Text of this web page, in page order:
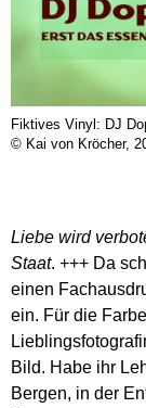
Fiktives Vinyl: DJ
© Kai von Kröcher,
Liebe wird
Staat. +++ Da
einen
ein. Für die
Bild. Habe ihr
Bergen, in der